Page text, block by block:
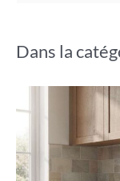
Dans la